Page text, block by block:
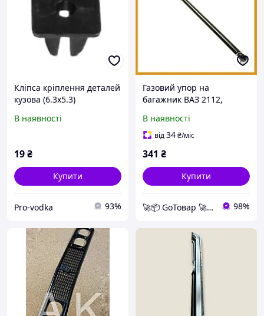
Кліпса кріплення деталей
кузова (6.3х5.3)
В наявності
19₴
Купити
Pro-vodka 93%
Газовий упор на
багажник ВАЗ 2112,
дверей, стійка кришки
багажника, деталь кузова
В наявності
від34₴/міс
341 ₴
Купити
🚀📦 GoТовар 🚀📦 мережа інтернет магазинів 98%